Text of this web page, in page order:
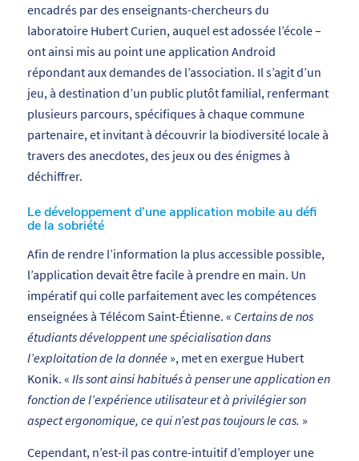
encadrés par des enseignants-chercheurs du
laboratoire Hubert Curien, auquel est adossée l’école –
ont ainsi mis au point une application Android
répondant aux demandes de l’association. Il s’agit d’un
jeu, à destination d’un public plutôt familial, renfermant
plusieurs parcours, spécifiques à chaque commune
partenaire, et invitant à découvrir la biodiversité locale à
travers des anecdotes, des jeux ou des énigmes à
déchiffrer.
Le développement d’une application mobile au défi
de la sobriété
Afin de rendre l’information la plus accessible possible,
l’application devait être facile à prendre en main. Un
impératif qui colle parfaitement avec les compétences
enseignées à Télécom Saint-Étienne. « Certains de nos
étudiants développent une spécialisation dans
l’exploitation de la donnée», met en exergue Hubert
Konik. « Ils sont ainsi habitués à penser une application en
fonction de l’expérience utilisateur et à privilégier son
aspect ergonomique, ce qui n’est pas toujours le cas. »
Cependant, n’est-il pas contre-intuitif d’employer une